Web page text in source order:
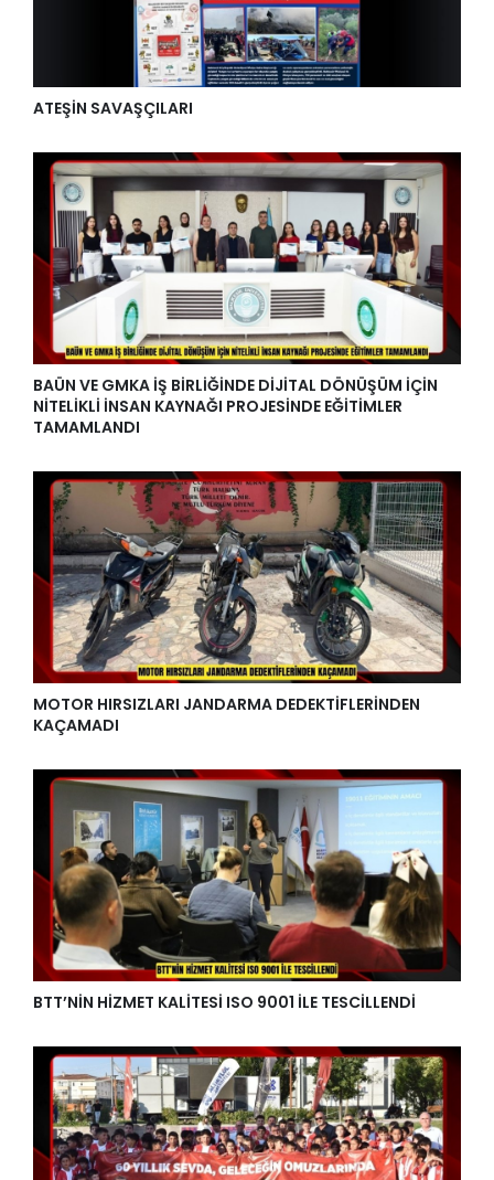
ATEŞİN SAVAŞÇILARI
BAÜN VE GMKA İŞ BİRLİĞİNDE DİJİTAL DÖNÜŞÜM İÇİN
NİTELİKLİ İNSAN KAYNAĞI PROJESİNDE EĞİTİMLER
TAMAMLANDI
MOTOR HIRSIZLARI JANDARMA DEDEKTİFLERİNDEN
KAÇAMADI
BTT’NİN HİZMET KALİTESİ ISO 9001 İLE TESCİLLENDİ